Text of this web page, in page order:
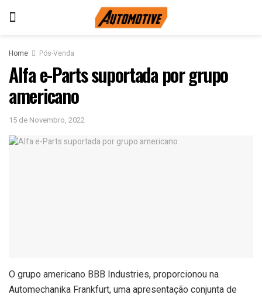
Home Pós-Venda
Alfa e-Parts suportada por grupo
americano
15 de Novembro, 2022
O grupo americano BBB Industries, proporcionou na
Automechanika Frankfurt, uma apresentação conjunta de